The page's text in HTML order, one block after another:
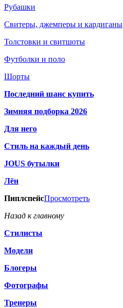
Рубашки
Свитеры, джемперы и кардиганы
Толстовки и свитшоты
Футболки и поло
Шорты
Последний шанс купить
Зимняя подборка 2026
Для него
Стиль на каждый день
JOUS бутылки
Лён
ПиплспейсПросмотреть
Назад к главному
Стилисты
Модели
Блогеры
Фотографы
Тренеры